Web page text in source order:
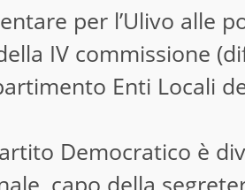
per l’Ulivo alle
IV commissione
Enti Locali
Democratico è